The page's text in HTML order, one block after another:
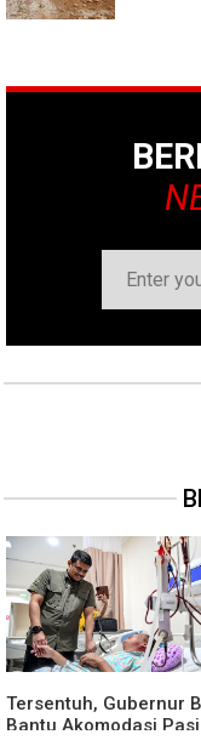
Tersentuh, Gubernur
Bantu Akomodasi